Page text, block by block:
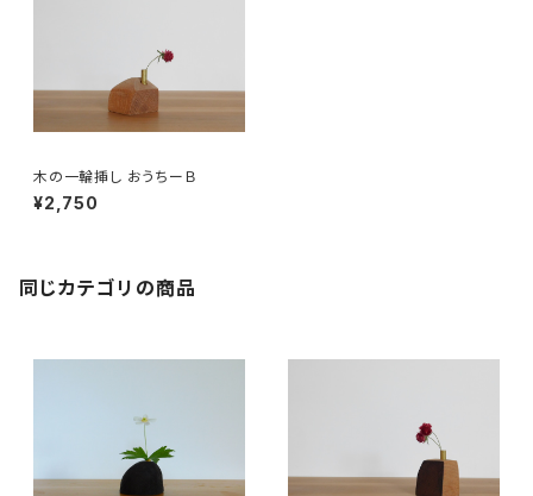
木の一輪挿し おうちーＢ
¥2,750
同じカテゴリの商品